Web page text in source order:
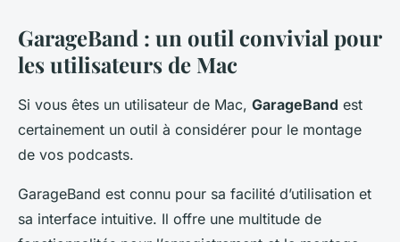
GarageBand : un outil convivial pour
les utilisateurs de Mac
Si vous êtes un utilisateur de Mac, GarageBand est
certainement un outil à considérer pour le montage
de vos podcasts.
GarageBand est connu pour sa facilité d’utilisation et
sa interface intuitive. Il offre une multitude de